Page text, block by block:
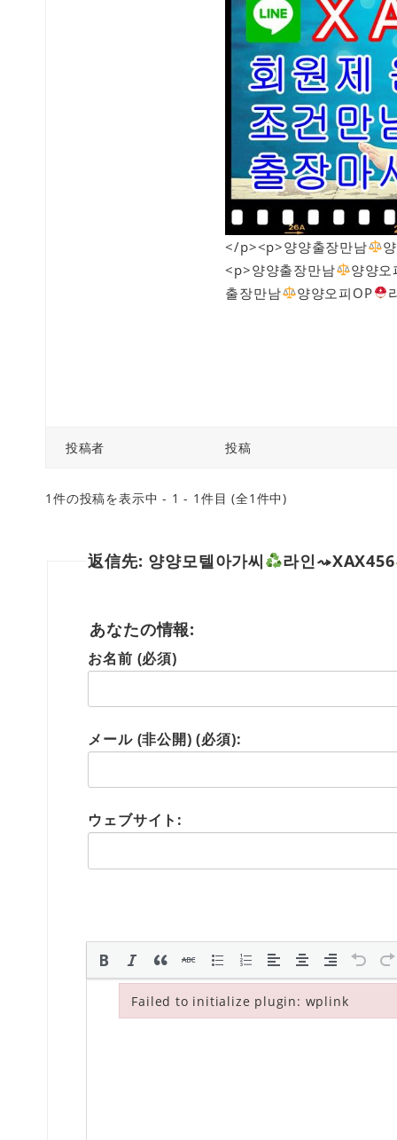
</p><p>양양출장만남
<p>양양출장만남
양양오
출장만남
양양오피OP
投稿者 投稿
1件の投稿を表示中 - 1 - 1件目 (全1件中)
返信先: 양양모텔아가씨 라인⤳XAX456
あなたの情報:
お名前 (必須)
メール (非公開) (必須):
ウェブサイト:
Failed to initialize plugin: wplink
Failed to initialize plugin: wplink